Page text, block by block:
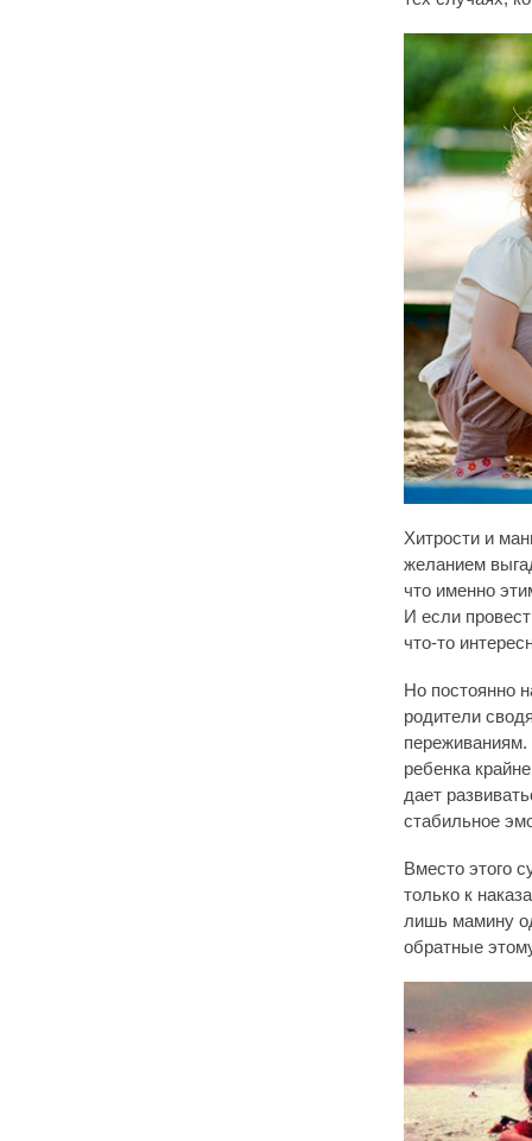
Хитрости и
желанием
что именно
И если
что-то
Но постоянно
родители
переживаниям.
ребенка
дает
стабильное
Вместо этого
только к
лишь мамину
обратные